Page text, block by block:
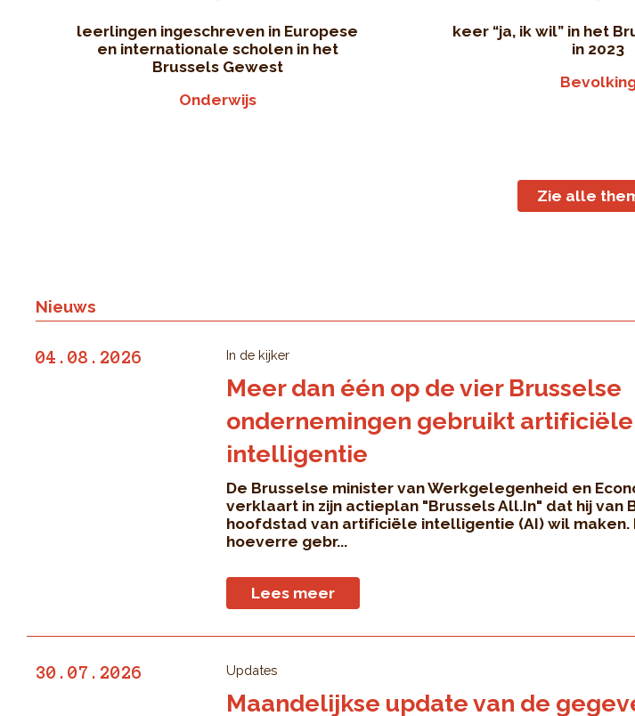
leerlingen ingeschreven in Europese
en internationale scholen in het
Brussels Gewest
Onderwijs
keer “ja, ik wil” in het
in 2023
Zie alle
Nieuws
04.08.2026 In de kijker
Meer dan één op de vier Brusselse
ondernemingen gebruikt artificiële
intelligentie
De Brusselse minister van Werkgelegenheid en
verklaart in zijn actieplan "Brussels All.In" dat hij van
hoofdstad van artificiële intelligentie (AI) wil maken.
hoeverre gebr...
Lees meer
30.07.2026 Updates
Maandelijkse update van de